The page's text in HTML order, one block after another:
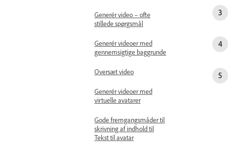
Generér video – ofte
stillede spørgsmål
Generér videoer med
gennemsigtige baggrunde
Oversæt video
Generér videoer med
virtuelle avatarer
Gode fremgangsmåder til
skrivning af indhold til
Tekst til avatar